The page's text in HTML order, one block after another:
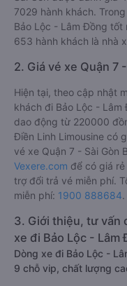
7029 hành khách.
Bảo Lộc - Lâm Đồng
653 hành khách là nhà
2. Giá vé xe Quận 7
Hiện tại, theo cập nhật
khách đi Bảo Lộc -
dao động từ 220000
Điền Linh Limousine có
vé xe Quận 7 - Sài Gòn
Vexere.com để có giá
trợ đổi trả vé miễn phí.
miễn phí: 1900 888684.
3. Giới thiệu, tư vấn
xe đi Bảo Lộc - Lâm
Dòng xe đi Bảo Lộc -
9 chỗ vip, chất lượng